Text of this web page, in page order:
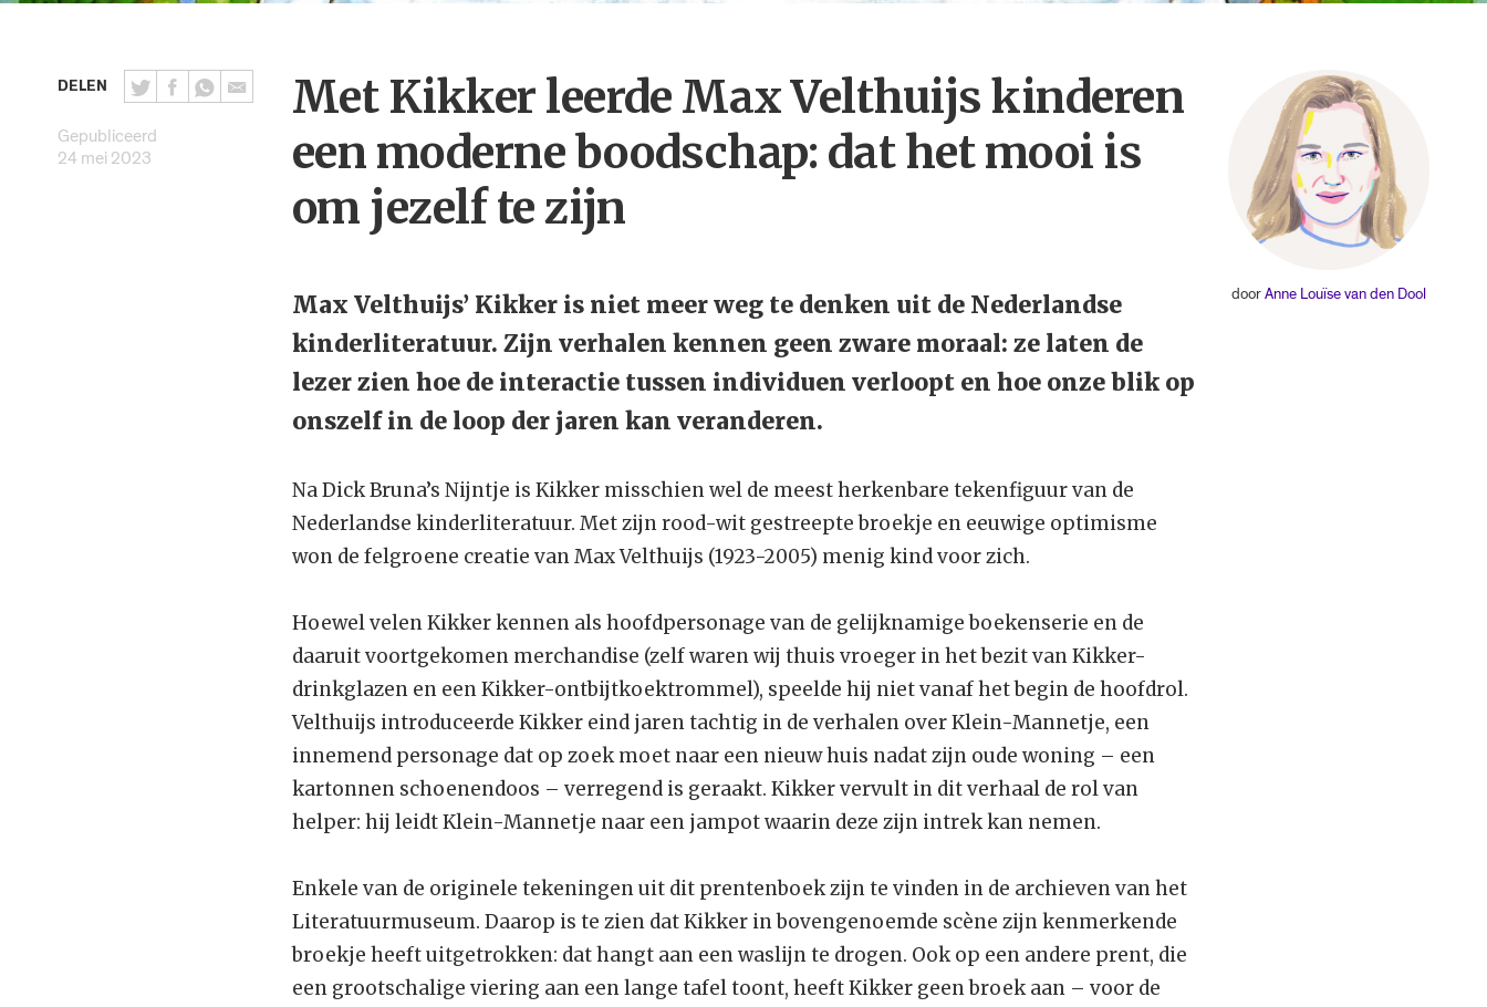
DELEN
Gepubliceerd
24 mei 2023
Met Kikker leerde Max Velthuijs kinderen
een moderne boodschap: dat het mooi is
om jezelf te zijn
Max Velthuijs’ Kikker is niet meer weg te denken uit de Nederlandse
kinderliteratuur. Zijn verhalen kennen geen zware moraal: ze laten de
lezer zien hoe de interactie tussen individuen verloopt en hoe onze blik op
onszelf in de loop der jaren kan veranderen.
doorAnne Louïse van den Dool
Na Dick Bruna’s Nijntje is Kikker misschien wel de meest herkenbare tekenfiguur van de
Nederlandse kinderliteratuur. Met zijn rood-wit gestreepte broekje en eeuwige optimisme
won de felgroene creatie van Max Velthuijs (1923-2005) menig kind voor zich.
Hoewel velen Kikker kennen als hoofdpersonage van de gelijknamige boekenserie en de
daaruit voortgekomen merchandise (zelf waren wij thuis vroeger in het bezit van Kikker-
drinkglazen en een Kikker-ontbijtkoektrommel), speelde hij niet vanaf het begin de hoofdrol.
Velthuijs introduceerde Kikker eind jaren tachtig in de verhalen over Klein-Mannetje, een
innemend personage dat op zoek moet naar een nieuw huis nadat zijn oude woning – een
kartonnen schoenendoos – verregend is geraakt. Kikker vervult in dit verhaal de rol van
helper: hij leidt Klein-Mannetje naar een jampot waarin deze zijn intrek kan nemen.
Enkele van de originele tekeningen uit dit prentenboek zijn te vinden in de archieven van het
Literatuurmuseum. Daarop is te zien dat Kikker in bovengenoemde scène zijn kenmerkende
broekje heeft uitgetrokken: dat hangt aan een waslijn te drogen. Ook op een andere prent, die
een grootschalige viering aan een lange tafel toont, heeft Kikker geen broek aan – voor de